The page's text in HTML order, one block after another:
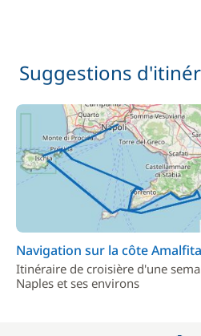
Suggestions
Navigation sur la côte
Itinéraire de croisière d'une
Naples et ses environs